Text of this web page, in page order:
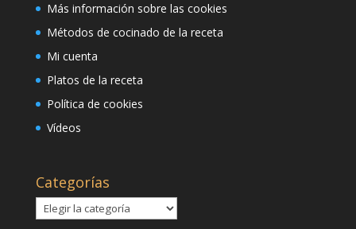
Más información sobre las cookies
Métodos de cocinado de la receta
Mi cuenta
Platos de la receta
Política de cookies
Vídeos
Categorías
Categorías